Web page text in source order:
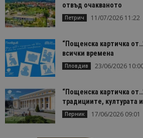
отвъд очакваното
Петрич 11/07/2026 11:22
“Пощенска картичка
всички времена
Пловдив 23/06/2026
“Пощенска картичка
традициите, културата
Перник 17/06/2026 09:01